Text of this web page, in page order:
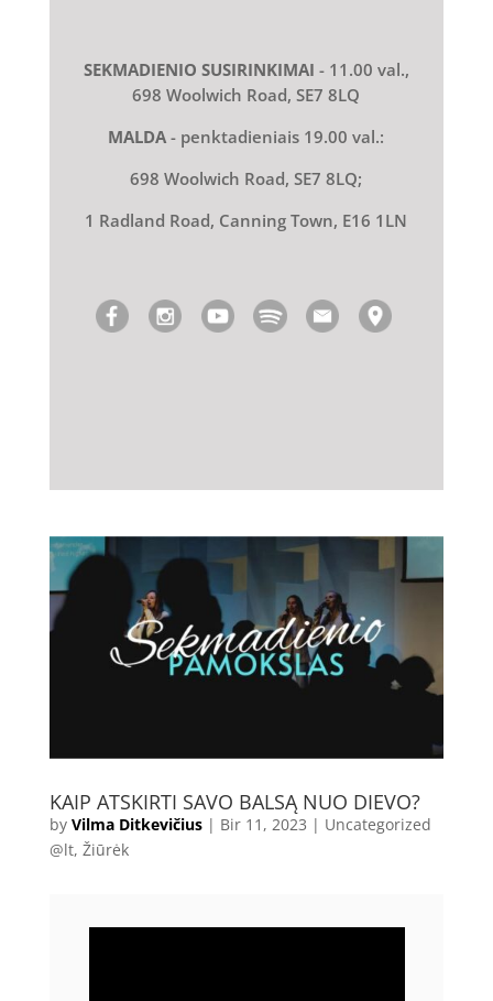
SEKMADIENIO SUSIRINKIMAI - 11.00 val.,
698 Woolwich Road, SE7 8LQ
MALDA- penktadieniais 19.00 val.:
698 Woolwich Road, SE7 8LQ;
1 Radland Road, Canning Town, E16 1LN
KAIP ATSKIRTI SAVO BALSĄ NUO DIEVO?
by Vilma Ditkevičius| Bir 11, 2023 | Uncategorized
@lt, Žiūrėk